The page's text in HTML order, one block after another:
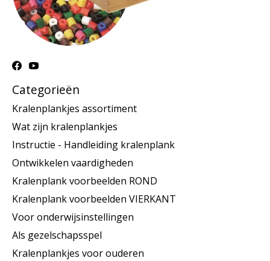
Categorieën
Kralenplankjes assortiment
Wat zijn kralenplankjes
Instructie - Handleiding kralenplank
Ontwikkelen vaardigheden
Kralenplank voorbeelden ROND
Kralenplank voorbeelden VIERKANT
Voor onderwijsinstellingen
Als gezelschapsspel
Kralenplankjes voor ouderen